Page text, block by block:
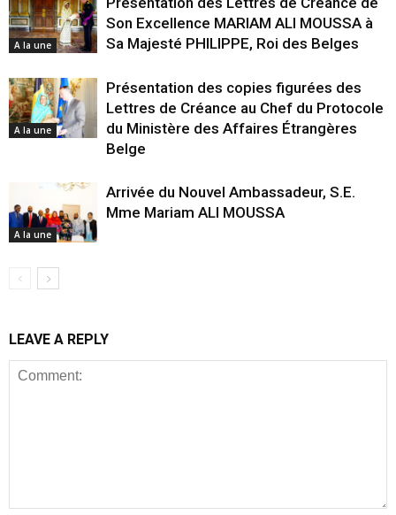
A la une
Son Excellence MARIAM ALI MOUSSA à
Sa Majesté PHILIPPE, Roi des Belges
A la une
Présentation des copies figurées des
Lettres de Créance au Chef du Protocole
du Ministère des Affaires Étrangères
Belge
A la une
Arrivée du Nouvel Ambassadeur, S.E.
Mme Mariam ALI MOUSSA
LEAVE A REPLY